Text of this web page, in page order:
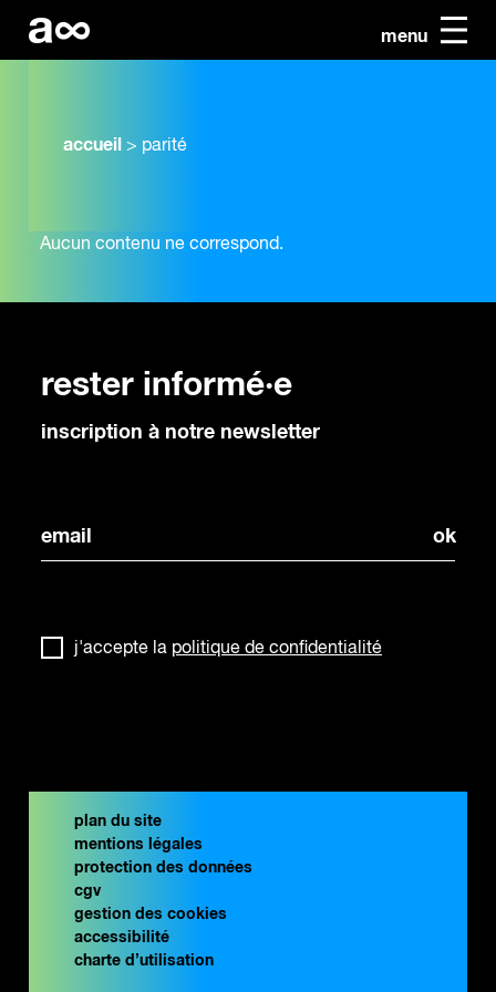
menu
accueil > parité
Aucun contenu ne correspond.
rester informé·e
inscription à notre newsletter
j'accepte la politique de confidentialité
plan du site
mentions légales
protection des données
cgv
gestion des cookies
accessibilité
charte d’utilisation